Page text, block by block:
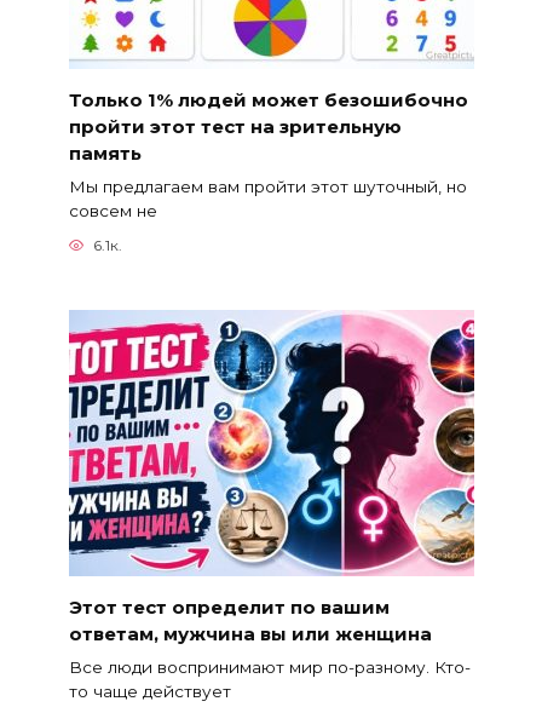
Только 1% людей может безошибочно
пройти этот тест на зрительную
память
Мы предлагаем вам пройти этот шуточный, но
совсем не
6.1к.
Этот тест определит по вашим
ответам, мужчина вы или женщина
Все люди воспринимают мир по-разному. Кто-
то чаще действует